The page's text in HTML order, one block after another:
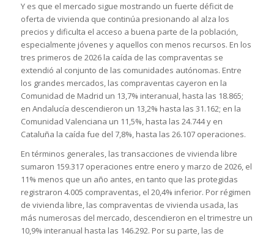
Y es que el mercado sigue mostrando un fuerte déficit de
oferta de vivienda que continúa presionando al alza los
precios y dificulta el acceso a buena parte de la población,
especialmente jóvenes y aquellos con menos recursos. En los
tres primeros de 2026 la caída de las compraventas se
extendió al conjunto de las comunidades autónomas. Entre
los grandes mercados, las compraventas cayeron en la
Comunidad de Madrid un 13,7% interanual, hasta las 18.865;
en Andalucía descendieron un 13,2% hasta las 31.162; en la
Comunidad Valenciana un 11,5%, hasta las 24.744 y en
Cataluña la caída fue del 7,8%, hasta las 26.107 operaciones.
En términos generales, las transacciones de vivienda libre
sumaron 159.317 operaciones entre enero y marzo de 2026, el
11% menos que un año antes, en tanto que las protegidas
registraron 4.005 compraventas, el 20,4% inferior. Por régimen
de vivienda libre, las compraventas de vivienda usada, las
más numerosas del mercado, descendieron en el trimestre un
10,9% interanual hasta las 146.292. Por su parte, las de